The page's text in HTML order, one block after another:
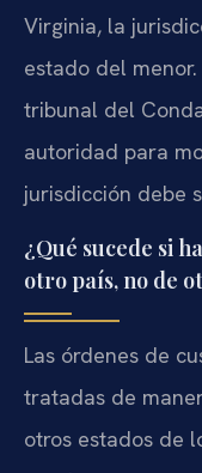
Virginia, la
estado del
tribunal del
autoridad para
jurisdicción debe
¿Qué sucede si
otro país, no de
Las órdenes de
tratadas de
otros estados de